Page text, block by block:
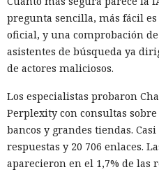
pregunta sencilla, más fácil
oficial, y una comprobación
asistentes de búsqueda ya
de actores maliciosos.
Los especialistas probaron
Perplexity con consultas sobre
bancos y grandes tiendas.
respuestas y 20 706 enlaces.
aparecieron en el 1,7% de las